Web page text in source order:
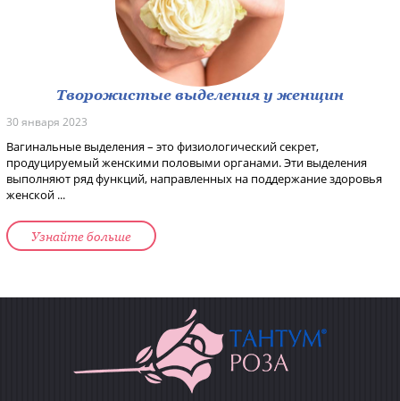
Творожистые выделения у женщин
30 января 2023
Вагинальные выделения – это физиологический секрет,
продуцируемый женскими половыми органами. Эти выделения
выполняют ряд функций, направленных на поддержание здоровья
женской ...
Узнайте больше